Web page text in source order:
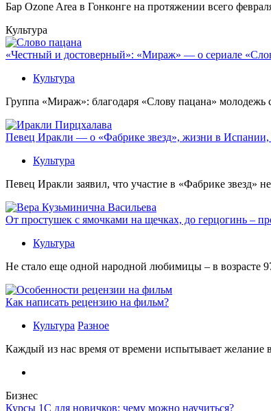
Бaр Ozone Area в Гонконге на протяжении всего
Культура
«Честный и достоверный»: «Мираж» — о сериале
Культура
Группа «Мираж»: благодаря «Слову пацана»
Певец Иракли — о «Фабрике звезд», жизни в Испании,
Культура
Певец Иракли заявил, что участие в «Фабрике
От простушек с ямочками на щечках, до герцогинь –
Культура
Не стало еще одной народной любимицы – в возрасте
Как написать рецензию на фильм?
Культура Разное
Каждый из нас время от времени испытывает желание
Бизнес
Курсы 1С для новичков: чему можно научиться?